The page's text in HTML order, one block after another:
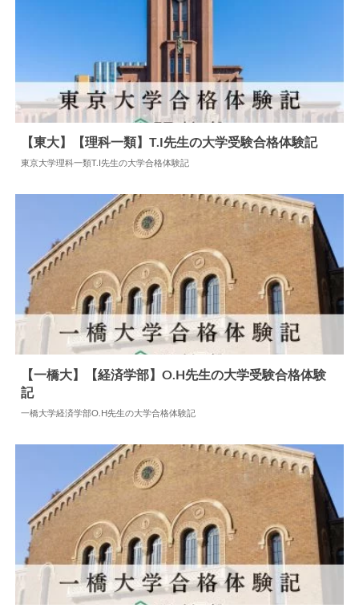
【東大】【理科一類】T.I先生の大学受験合格体験記
東京大学理科一類T.I先生の大学合格体験記
大学合格体験記
【一橋大】【経済学部】O.H先生の大学受験合格体験
記
一橋大学経済学部O.H先生の大学合格体験記